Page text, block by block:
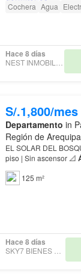
Cochera Agua
Hace 8 días
S/.1,800/mes
Departamento in
Región de Arequipa
EL SOLAR DEL BOSQUE / ALL064 (1) 📍 Distrito
piso | Sin ascensor 📐
🚫 Sin cochera 🏡
125 m²
Hace 8 días